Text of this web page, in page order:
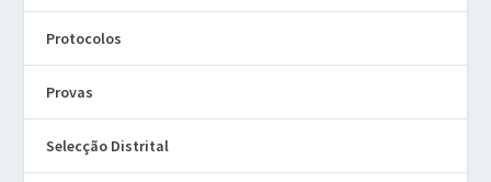
Protocolos
Provas
Selecção Distrital